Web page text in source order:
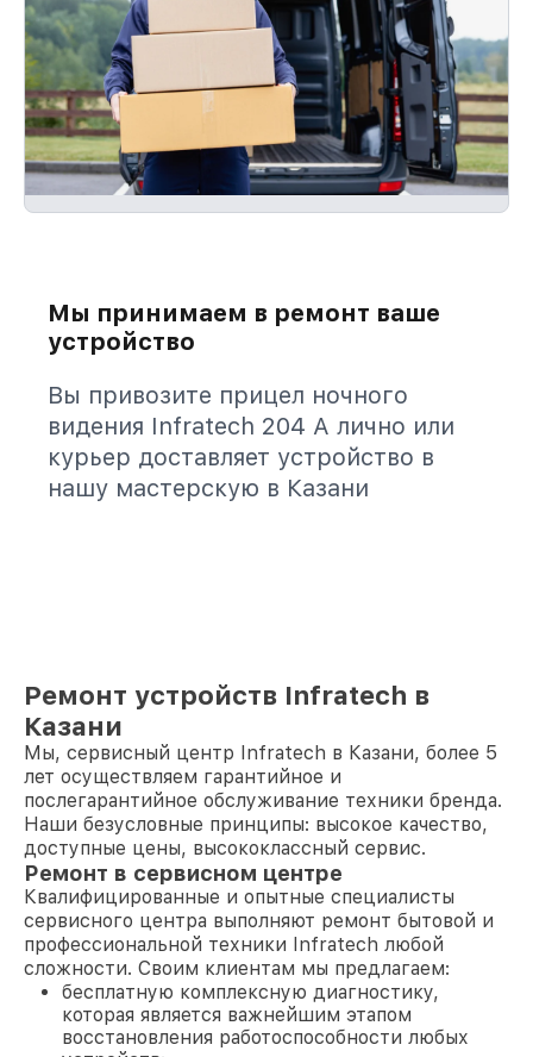
Мы принимаем в ремонт ваше
устройство
Вы привозите прицел ночного
видения Infratech 204 А лично или
курьер доставляет устройство в
нашу мастерскую в Казани
Ремонт устройств Infratech в
Казани
Мы, сервисный центр Infratech в Казани, более 5
лет осуществляем гарантийное и
послегарантийное обслуживание техники бренда.
Наши безусловные принципы: высокое качество,
доступные цены, высококлассный сервис.
Ремонт в сервисном центре
Квалифицированные и опытные специалисты
сервисного центра выполняют ремонт бытовой и
профессиональной техники Infratech любой
сложности. Своим клиентам мы предлагаем:
бесплатную комплексную диагностику,
которая является важнейшим этапом
восстановления работоспособности любых